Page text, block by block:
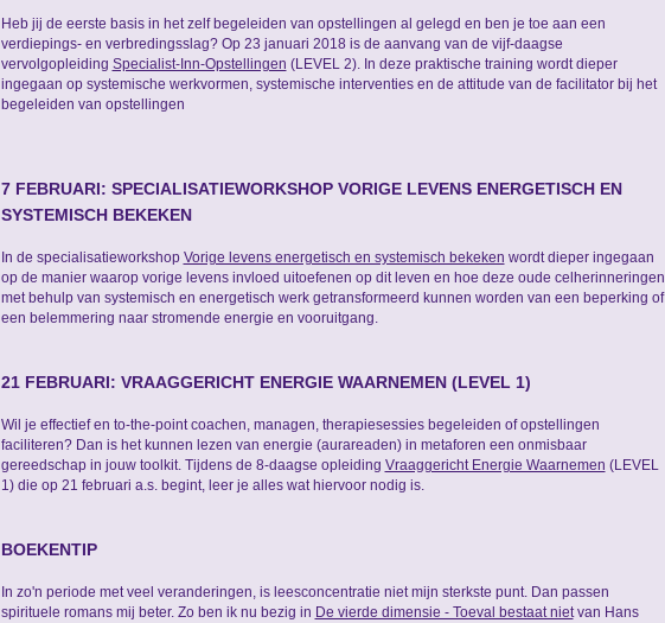
Heb jij de eerste basis in het zelf begeleiden van opstellingen al gelegd en ben je toe aan een
verdiepings- en verbredingsslag? Op 23 januari 2018 is de aanvang van de vijf-daagse
vervolgopleiding Specialist-Inn-Opstellingen (LEVEL 2). In deze praktische training wordt dieper
ingegaan op systemische werkvormen, systemische interventies en de attitude van de facilitator bij het
begeleiden van opstellingen
7 FEBRUARI: SPECIALISATIEWORKSHOP VORIGE LEVENS ENERGETISCH EN
SYSTEMISCH BEKEKEN
In de specialisatieworkshop Vorige levens energetisch en systemisch bekeken wordt dieper ingegaan
op de manier waarop vorige levens invloed uitoefenen op dit leven en hoe deze oude celherinneringen
met behulp van systemisch en energetisch werk getransformeerd kunnen worden van een beperking of
een belemmering naar stromende energie en vooruitgang.
21 FEBRUARI: VRAAGGERICHT ENERGIE WAARNEMEN (LEVEL 1)
Wil je effectief en to-the-point coachen, managen, therapiesessies begeleiden of opstellingen
faciliteren? Dan is het kunnen lezen van energie (aurareaden) in metaforen een onmisbaar
gereedschap in jouw toolkit. Tijdens de 8-daagse opleiding Vraaggericht Energie Waarnemen (LEVEL
1) die op 21 februari a.s. begint, leer je alles wat hiervoor nodig is.
BOEKENTIP
In zo'n periode met veel veranderingen, is leesconcentratie niet mijn sterkste punt. Dan passen
spirituele romans mij beter. Zo ben ik nu bezig in De vierde dimensie - Toeval bestaat nietvan Hans